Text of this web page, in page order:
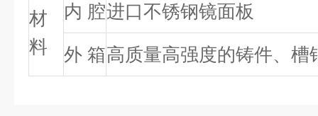
材
料
内 腔进口不锈钢镜面板
外 箱高质量高强度的铸件、槽